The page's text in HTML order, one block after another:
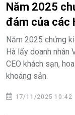
Năm 2025
đám của các
Năm 2025 chứng
Hà lấy doanh nhân
CEO khách sạn,
khoáng sản.
17/11/2025 10:42